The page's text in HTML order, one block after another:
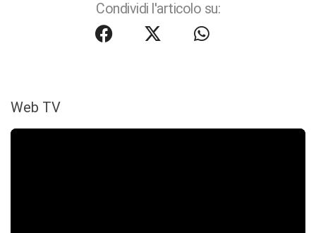
Condividi l'articolo su:
Web TV